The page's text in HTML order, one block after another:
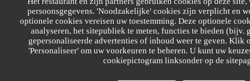
persoonsgegevens. 'Noodzakelijke' cookies zijn verplicht en
optionele cookies vereisen uw toestemming. Deze optionele
analyseren, het sitepubliek te meten, functies te bieden (bijv.
gepersonaliseerde advertenties of inhoud weer te geven. Klik
'Personaliseer' om uw voorkeuren te beheren. U kunt uw
cookiepictogram linksonder op de
et très gentil des serveurs, plats excellents, belle présentation … la terrasse calme, loin
plus. Nous avons apprécié et nous en parlerons aux amis.
2 Service: 5/5 Atmosfeer: 5/5